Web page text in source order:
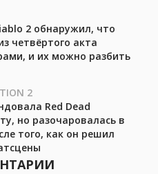
2 обнаружил, что
четвёртого акта
и их можно разбить
2
Red Dead
но разочаровалась в
того, как он решил